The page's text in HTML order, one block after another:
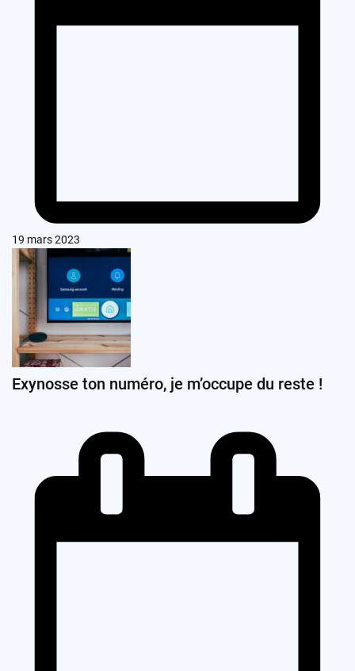
19 mars 2023
Exynosse ton numéro, je m’occupe du reste !